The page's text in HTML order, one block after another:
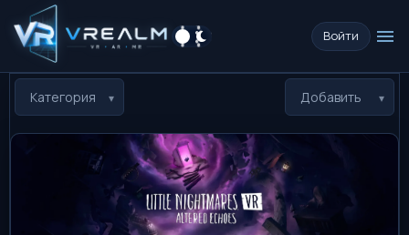
Войти menu
Категория Добавить